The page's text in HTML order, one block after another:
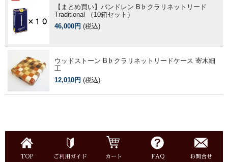
【まとめ買い】バンドレン B♭クラリネットリード
Traditional （10箱セット）
46,000円 (税込)
ウッドストーン B♭クラリネットリードケース 寄木細
工
12,010円 (税込)
TOP ご利用ガイド カート FAQ お問合せ